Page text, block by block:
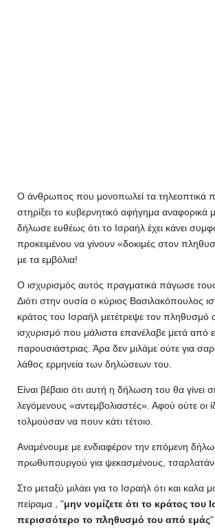
Ο άνθρωπος που μονοπωλεί τα τηλεοπτικά
στηρίξει το κυβερνητικό αφήγημα αναφορικά
δήλωσε ευθέως ότι το Ισραήλ έχει κάνει
προκειμένου να γίνουν «δοκιμές στον
με τα εμβόλια!
Ο ισχυρισμός αυτός πραγματικά πάγωσε τους
Διότι στην ουσία ο κύριος Βασιλακόπουλος
κράτος του Ισραήλ μετέτρεψε τον πληθυσμό
ισχυρισμό που μάλιστα επανέλαβε μετά από
παρουσιάστριας. Άρα δεν μιλάμε ούτε για
λάθος ερμηνεία των δηλώσεων του.
Είναι βέβαιο ότι αυτή η δήλωση του θα γίνει
λεγόμενους «αντεμβολιαστές». Αφού ούτε οι
τολμούσαν να πουν κάτι τέτοιο.
Αναμένουμε με ενδιαφέρον την επόμενη
πρωθυπουργού για ψεκασμένους,
Στο μεταξύ μιλάει για το Ισραήλ ότι και καλα
πείραμα , "μην νομίζετε ότι το κράτος του
περισσότερο το πληθυσμό του από εμάς"